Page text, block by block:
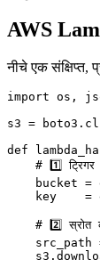
AWS
नीचे एक संक्षिप्त,
import os,
s3 =
def
# 1️⃣ ट्रिगर
bucket =
key    =
# 2️⃣ स्रोत
src_path